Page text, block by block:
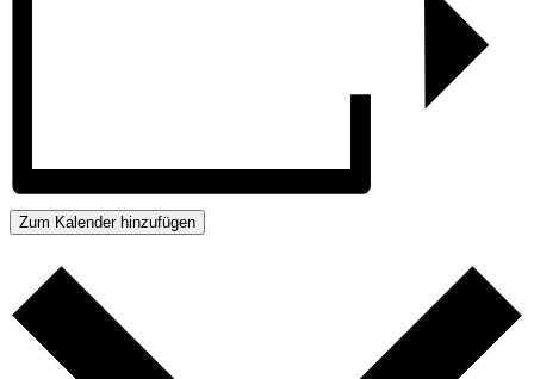
Zum Kalender hinzufügen